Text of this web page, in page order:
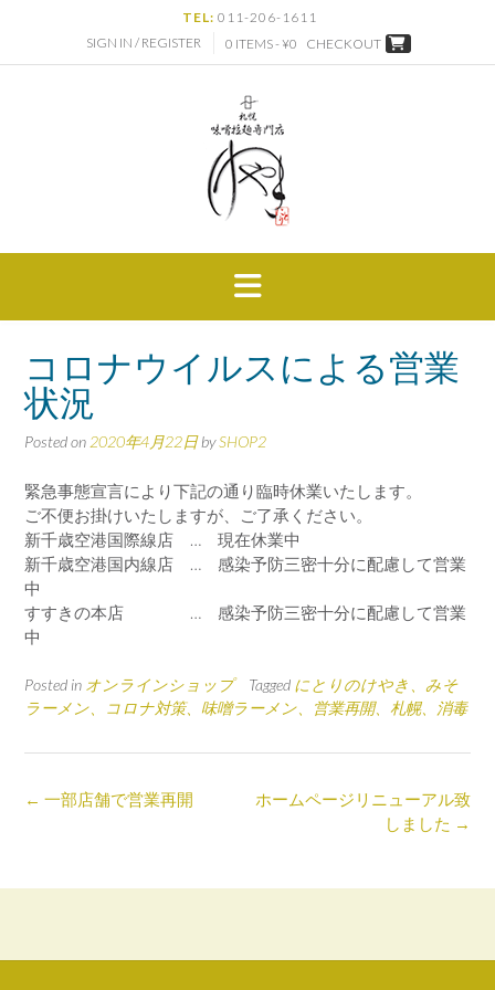
content
TEL: 011-206-1611
SIGN IN / REGISTER
0 ITEMS - ¥0 CHECKOUT
コロナウイルスによる営業
状況
Posted on 2020年4月22日bySHOP2
緊急事態宣言により下記の通り臨時休業いたします。
ご不便お掛けいたしますが、ご了承ください。
新千歳空港国際線店 … 現在休業中
新千歳空港国内線店 … 感染予防三密十分に配慮して営業
中
すすきの本店 … 感染予防三密十分に配慮して営業
中
Posted in オンラインショップ Tagged にとりのけやき、みそ
ラーメン、コロナ対策、味噌ラーメン、営業再開、札幌、消毒
Post
ホームページリニューアル致
しました →
← 一部店舗で営業再開